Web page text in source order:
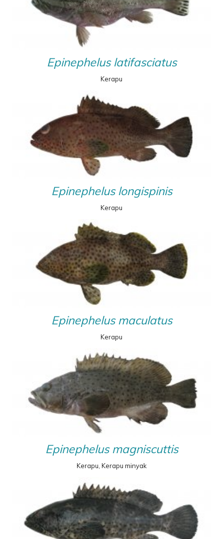
Epinephelus latifasciatus
Kerapu
Epinephelus longispinis
Kerapu
Epinephelus maculatus
Kerapu
Epinephelus magniscuttis
Kerapu, Kerapu minyak